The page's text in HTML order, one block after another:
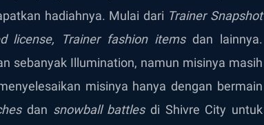
hadiahnya. Mulai dari Trainer Snapshot
license, Trainer fashion itemsdan lainnya.
sebanyak Illumination, namun misinya masih
misinya hanya dengan bermain
dan snowball battlesdi Shivre City untuk